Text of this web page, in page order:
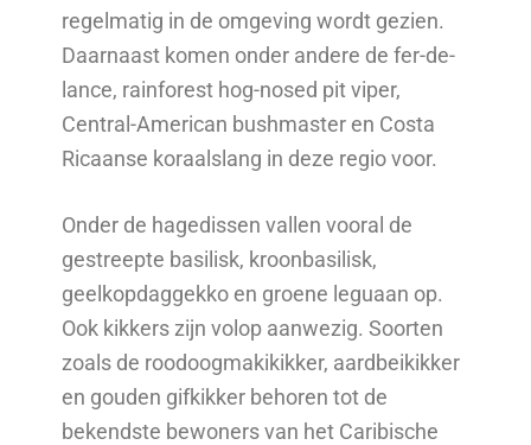
regelmatig in de omgeving wordt gezien.
Daarnaast komen onder andere de fer-de-
lance, rainforest hog-nosed pit viper,
Central-American bushmaster en Costa
Ricaanse koraalslang in deze regio voor.
Onder de hagedissen vallen vooral de
gestreepte basilisk, kroonbasilisk,
geelkopdaggekko en groene leguaan op.
Ook kikkers zijn volop aanwezig. Soorten
zoals de roodoogmakikikker, aardbeikikker
en gouden gifkikker behoren tot de
bekendste bewoners van het Caribische